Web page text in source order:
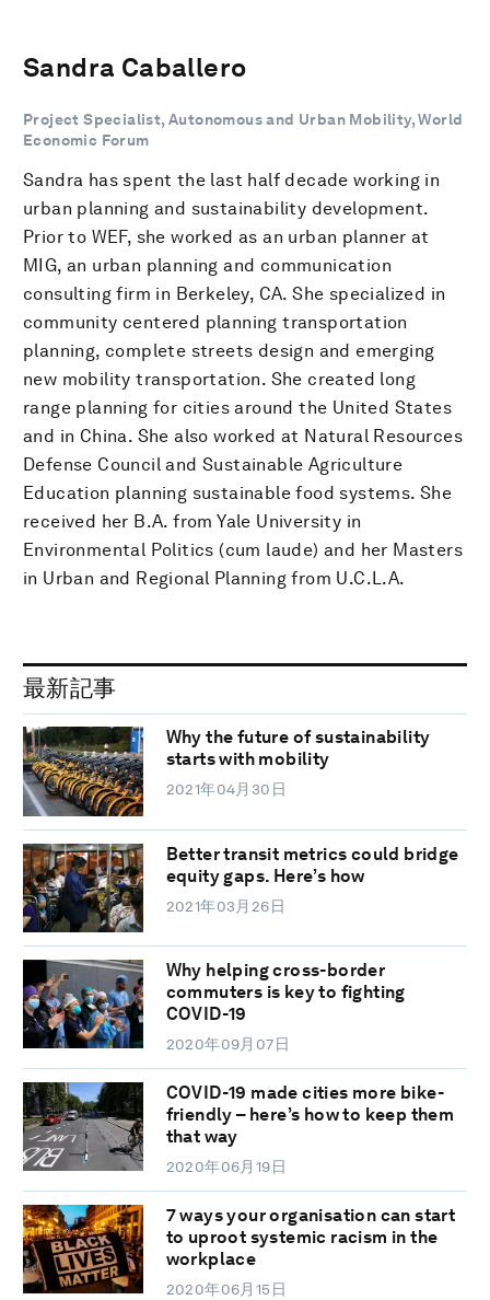
Sandra Caballero
Project Specialist, Autonomous and Urban Mobility, World
Economic Forum
Sandra has spent the last half decade working in
urban planning and sustainability development.
Prior to WEF, she worked as an urban planner at
MIG, an urban planning and communication
consulting firm in Berkeley, CA. She specialized in
community centered planning transportation
planning, complete streets design and emerging
new mobility transportation. She created long
range planning for cities around the United States
and in China. She also worked at Natural Resources
Defense Council and Sustainable Agriculture
Education planning sustainable food systems. She
received her B.A. from Yale University in
Environmental Politics (cum laude) and her Masters
in Urban and Regional Planning from U.C.L.A.
最新記事
Why the future of sustainability
starts with mobility
2021年04月30日
Better transit metrics could bridge
equity gaps. Here’s how
2021年03月26日
Why helping cross-border
commuters is key to fighting
COVID-19
2020年09月07日
COVID-19 made cities more bike-
friendly – here’s how to keep them
that way
2020年06月19日
7 ways your organisation can start
to uproot systemic racism in the
workplace
2020年06月15日